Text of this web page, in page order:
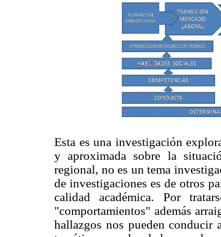
Esta es una investigación
y aproximada sobre la
regional, no es un tema
de investigaciones es de otros
calidad académica. Por
"comportamientos" además
hallazgos nos pueden conducir